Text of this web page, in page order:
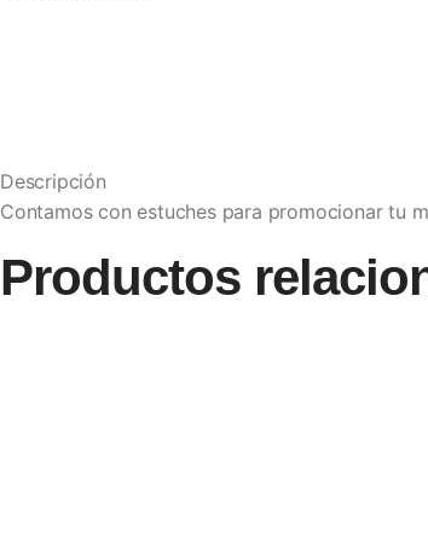
Descripción
Contamos con estuches para promocionar tu
Productos